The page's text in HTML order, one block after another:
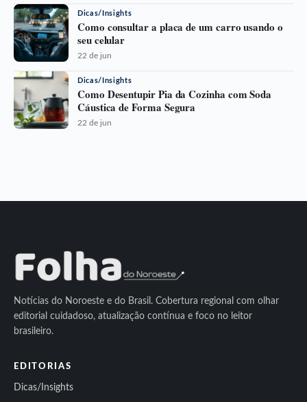
Dicas/Insights
Como consultar a placa de um carro usando o
seu celular
22 de jun
Dicas/Insights
Como Desentupir Pia da Cozinha com Soda
Cáustica de Forma Segura
22 de jun
Notícias do Noroeste e do Brasil. Cobertura regional com olhar
editorial cuidadoso, atualização contínua e foco no leitor
brasileiro.
EDITORIAS
Dicas/Insights